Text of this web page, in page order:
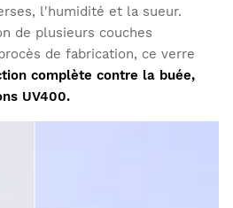
de
À partir de$9.95
Signaler Partager il y a 1 an
l'humidité et la sueur.
de plusieurs couches
de fabrication, ce verre
complète contre la buée,
UV400.